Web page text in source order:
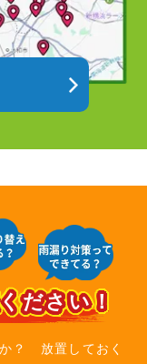
ださい！
？ 放置しておく